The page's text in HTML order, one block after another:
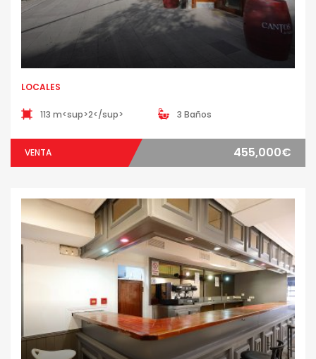
LOCALES
113 m<sup>2</sup> 3 Baños
VENTA 455,000€